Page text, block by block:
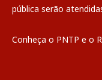
pública serão
Conheça o PNTP e o